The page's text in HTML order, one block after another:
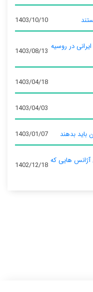
1403/10/10
در روسیه 1403/08/13
1403/04/18
1403/04/03
باید بدهند 1403/01/07
آژانس‌ هایی که 1402/12/18